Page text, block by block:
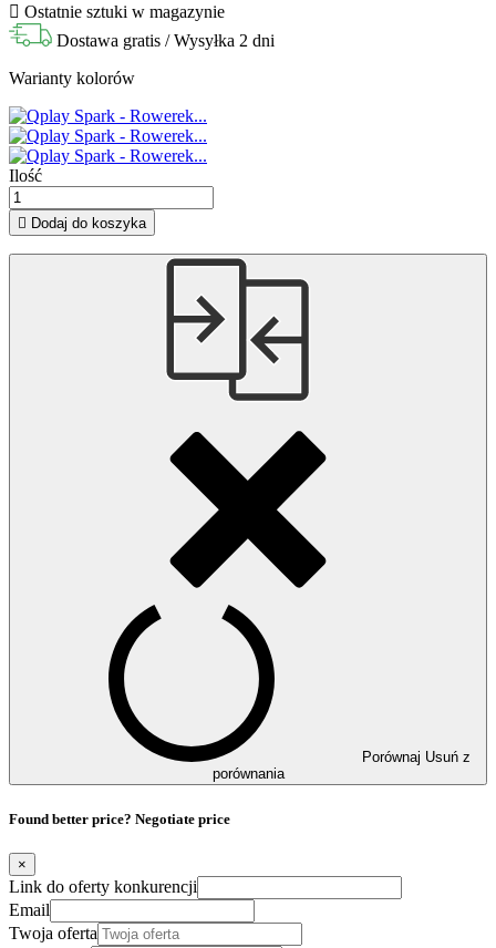
 Ostatnie sztuki w magazynie
Dostawa gratis / Wysyłka 2 dni
Warianty kolorów
Ilość
 Dodaj do koszyka
Porównaj Usuń z
porównania
Found better price? Negotiate price
×
Link do oferty konkurencji
Email
Twoja oferta